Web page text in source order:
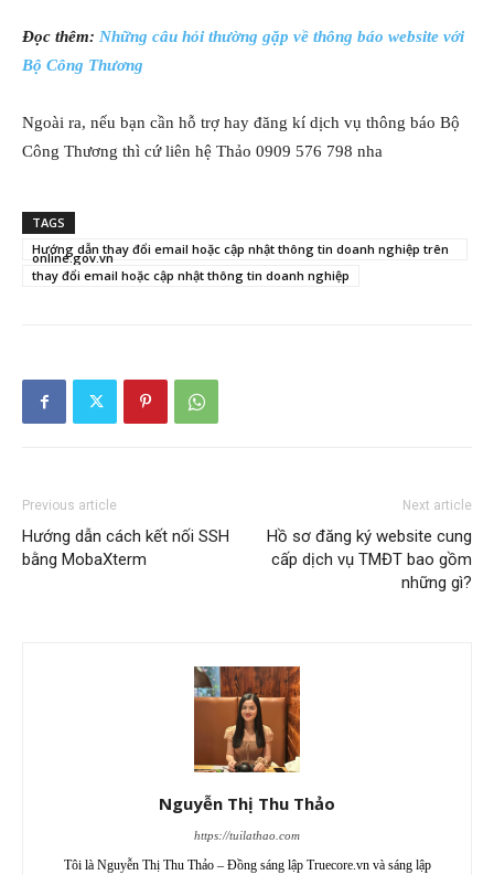
Đọc thêm: Những câu hỏi thường gặp về thông báo website với
Bộ Công Thương
Ngoài ra, nếu bạn cần hỗ trợ hay đăng kí dịch vụ thông báo Bộ
Công Thương thì cứ liên hệ Thảo 0909 576 798 nha
TAGS
Hướng dẫn thay đổi email hoặc cập nhật thông tin doanh nghiệp trên
online.gov.vn
thay đổi email hoặc cập nhật thông tin doanh nghiệp
Previous article
Hướng dẫn cách kết nối SSH
bằng MobaXterm
Next article
Hồ sơ đăng ký website cung
cấp dịch vụ TMĐT bao gồm
những gì?
Nguyễn Thị Thu Thảo
https://tuilathao.com
Tôi là Nguyễn Thị Thu Thảo – Đồng sáng lập Truecore.vn và sáng lập